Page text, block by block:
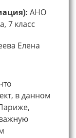
АНО
7 класс
Елена
в данном